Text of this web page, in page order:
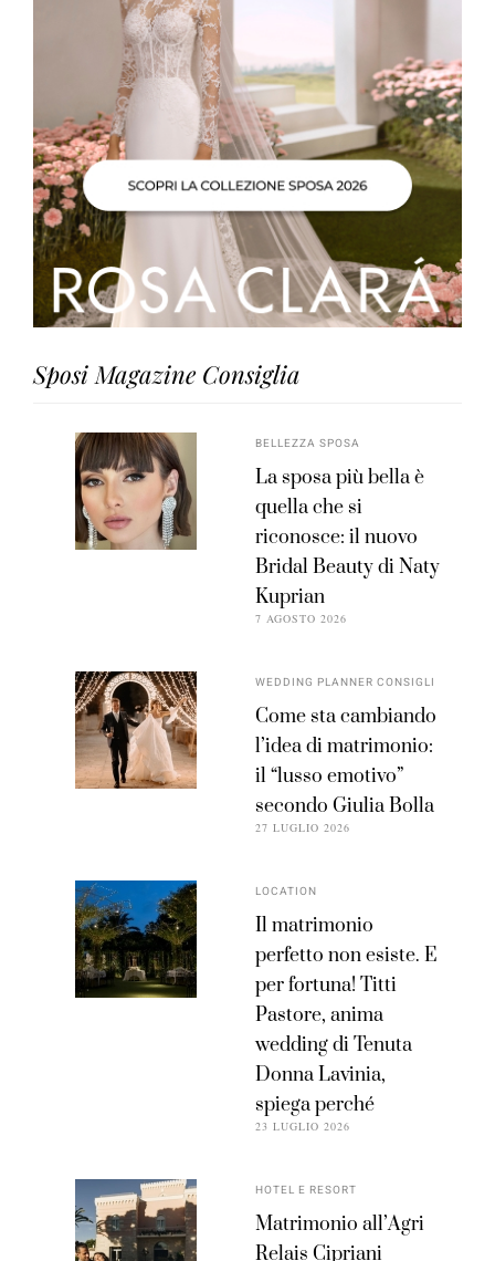
Sposi Magazine Consiglia
BELLEZZA SPOSA
La sposa più bella è
quella che si
riconosce: il nuovo
Bridal Beauty di Naty
Kuprian
7 AGOSTO 2026
WEDDING PLANNER CONSIGLI
Come sta cambiando
l’idea di matrimonio:
il “lusso emotivo”
secondo Giulia Bolla
27 LUGLIO 2026
LOCATION
Il matrimonio
perfetto non esiste. E
per fortuna! Titti
Pastore, anima
wedding di Tenuta
Donna Lavinia,
spiega perché
23 LUGLIO 2026
HOTEL E RESORT
Matrimonio all’Agri
Relais Cipriani